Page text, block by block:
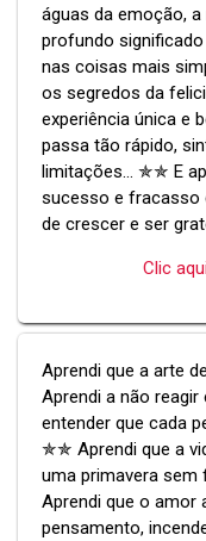
águas da emoção,
profundo
nas coisas mais
os segredos da
experiência única e
passa tão rápido,
limitações... ✯✯ E
sucesso e fracasso
de crescer e ser
Clic
Aprendi que a arte
Aprendi a não
entender que cada
✯✯ Aprendi que a
uma primavera
Aprendi que o amor
pensamento,